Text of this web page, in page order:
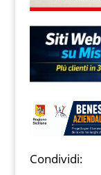
Condividi: